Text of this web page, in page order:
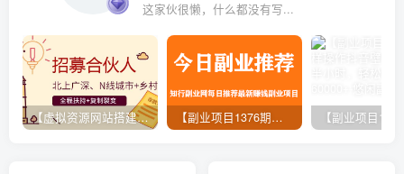
这家伙很懒，什么都没有写...
【虚拟资源网站搭建服务】加盟本站系统，做一个和本站一样的独立网站，躺赚的项目 【副业项目1376期】龟课最新闲鱼项目玩法实战教程_全新升级月收益几千到几万